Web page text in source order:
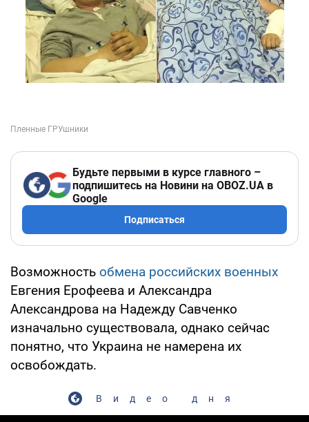
Будьте первыми в курсе главного –
подпишитесь на Новини на OBOZ.UA в
Google
Подписаться
Возможность обмена российских военных
Евгения Ерофеева и Александра
Александрова на Надежду Савченко
изначально существовала, однако сейчас
понятно, что Украина не намерена их
освобождать.
Видео дня